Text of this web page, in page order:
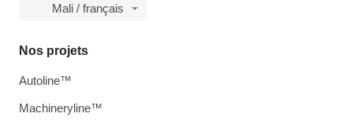
Mali / français
Nos projets
Autoline™
Machineryline™